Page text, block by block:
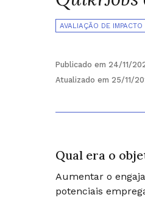
AVALIAÇÃO DE IMPACTO
Publicado em 24/11/
Atualizado em 25/11/
Qual era o
Aumentar o
potenciais